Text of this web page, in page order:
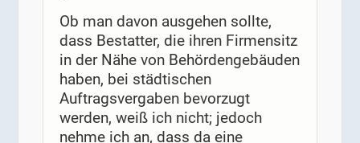
Ob man davon ausgehen sollte,
dass Bestatter, die ihren Firmensitz
in der Nähe von Behördengebäuden
haben, bei städtischen
Auftragsvergaben bevorzugt
werden, weiß ich nicht; jedoch
nehme ich an, dass da eine